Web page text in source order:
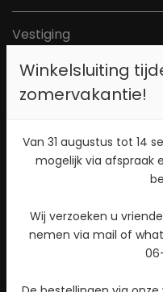
Vestiging
Adres
Poort
Direct contact
Stuur een
Check
Winkelsluiting
zomervakantie!
Van 31 augustus tot 14
mogelijk via afspraak
Wij verzoeken u
nemen via mail of